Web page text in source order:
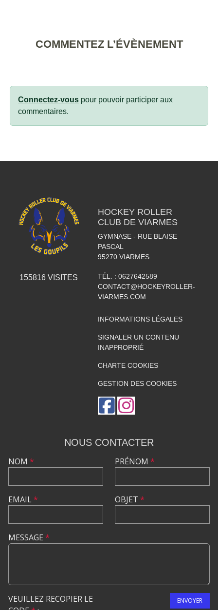
COMMENTEZ L’ÉVÈNEMENT
Connectez-vous pour pouvoir participer aux
commentaires.
155816 VISITES
HOCKEY ROLLER
CLUB DE VIARMES
GYMNASE - RUE BLAISE
PASCAL
95270 VIARMES
TÉL. : 0627642589
CONTACT@HOCKEYROLLER-
VIARMES.COM
INFORMATIONS LÉGALES
SIGNALER UN CONTENU
INAPPROPRIÉ
CHARTE COOKIES
GESTION DES COOKIES
NOUS CONTACTER
NOM *
EMAIL*
PRÉNOM *
OBJET *
MESSAGE *
VEUILLEZ RECOPIER LE
ENVOYER